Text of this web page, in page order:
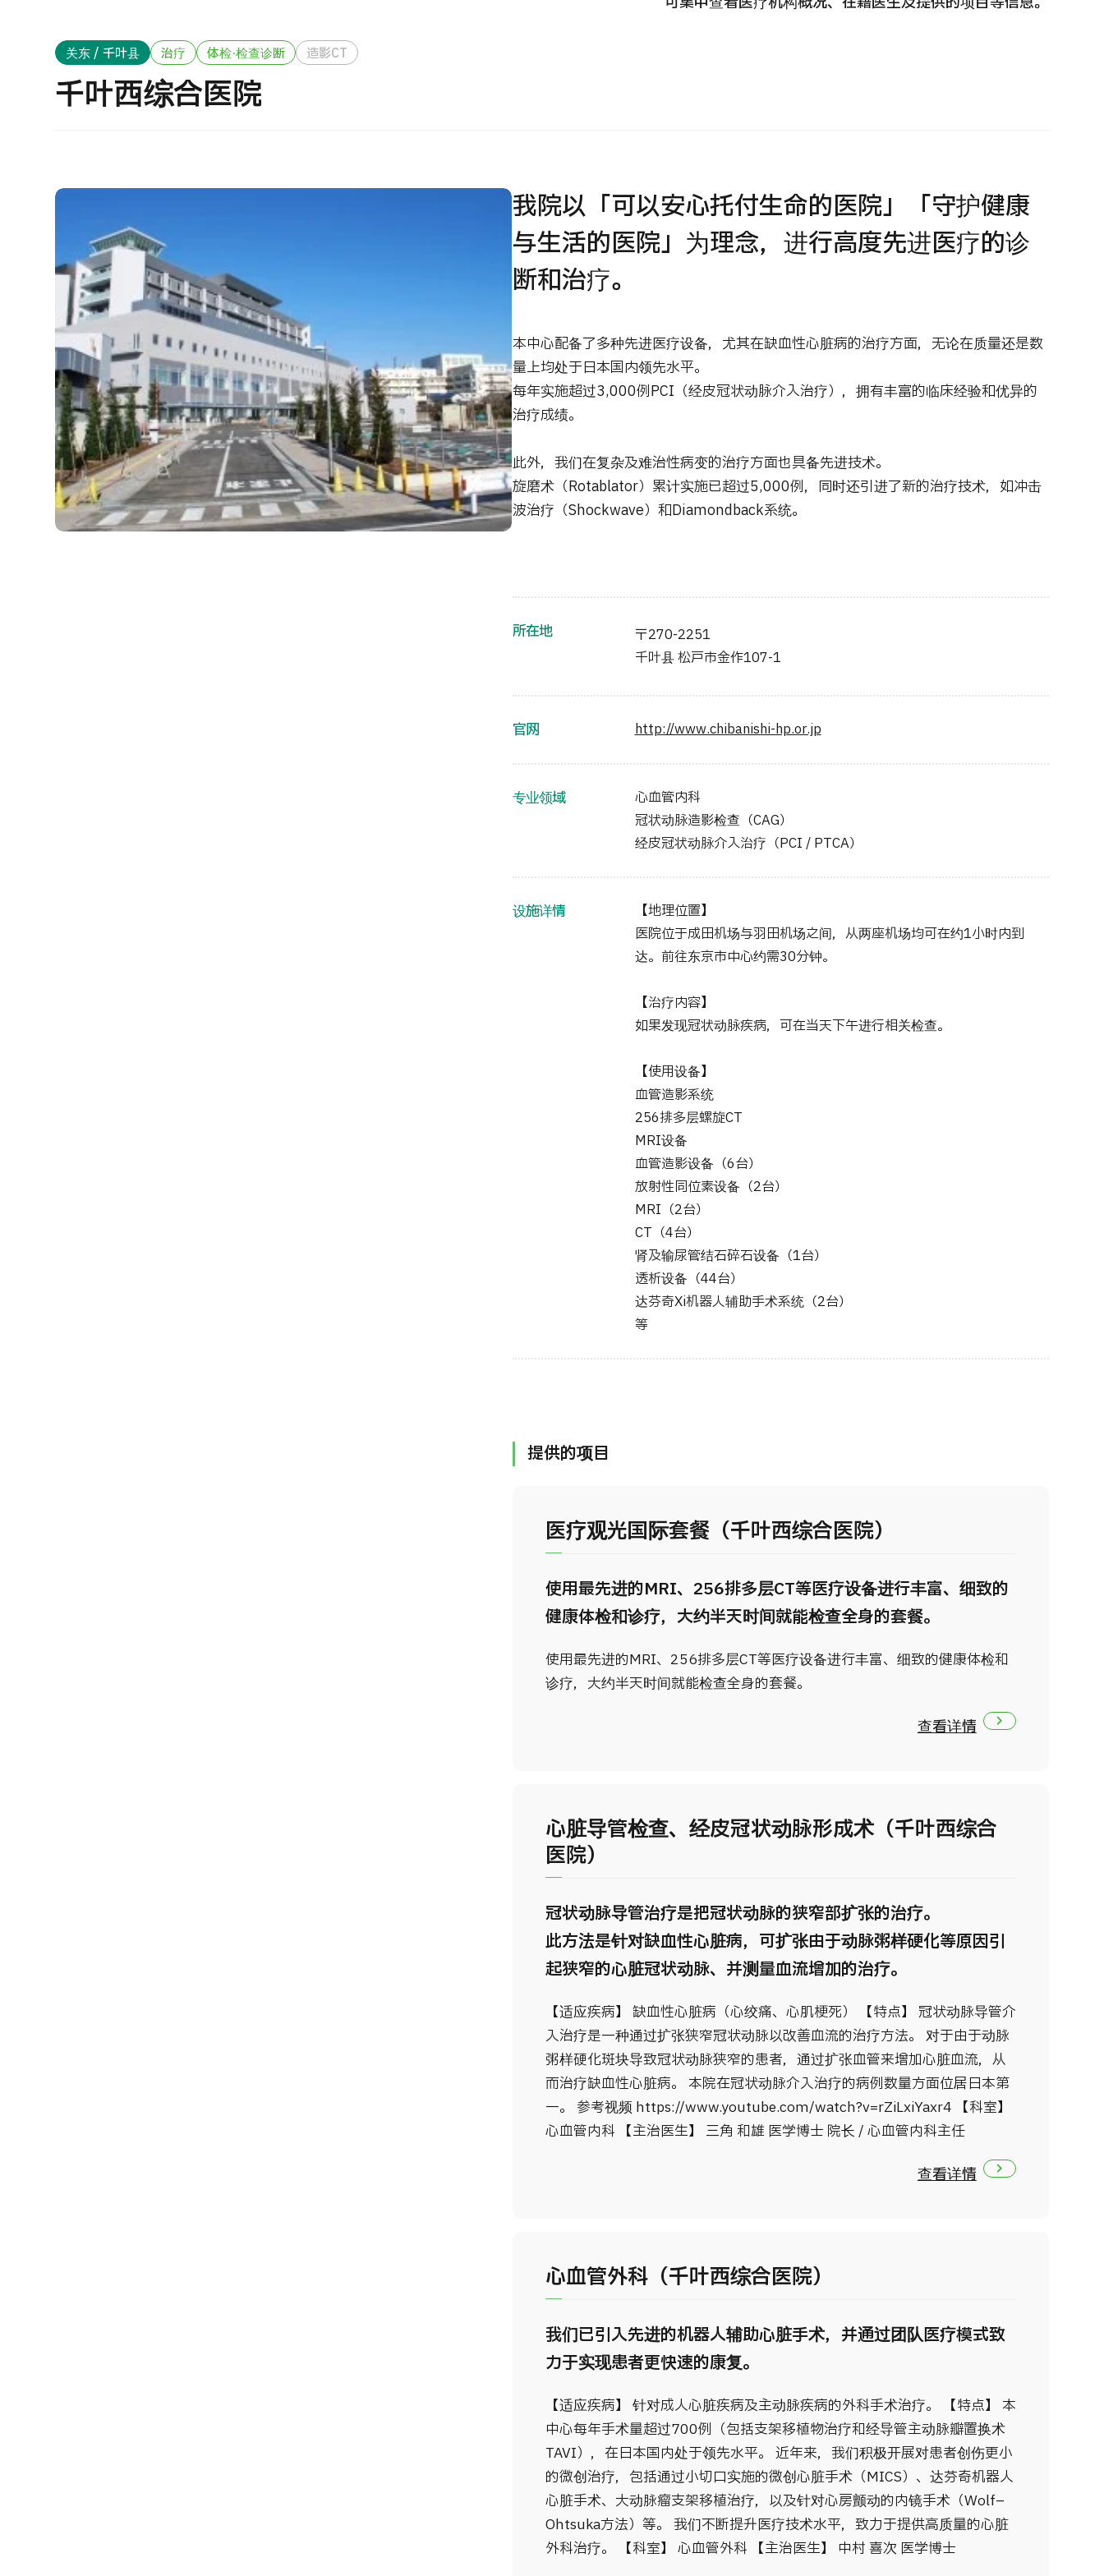
日语 英语 汉语 越南语
JMHC-A综合体检 <含胃镜检查＞・男性【东京・八
重洲综合健康检查中心】
关东 / 千叶县 治疗 体检·检查诊断 造影CT
千叶西综合医院
我院以「可以安心托付生命的医院」「守护健康
与生活的医院」为理念，进行高度先进医疗的诊
断和治疗。
本中心配备了多种先进医疗设备，尤其在缺血性心脏病的治疗方面，无论在质量还是数
量上均处于日本国内领先水平。
每年实施超过3,000例PCI（经皮冠状动脉介入治疗），拥有丰富的临床经验和优异的
治疗成绩。
此外，我们在复杂及难治性病变的治疗方面也具备先进技术。
旋磨术（Rotablator）累计实施已超过5,000例，同时还引进了新的治疗技术，如冲击
波治疗（Shockwave）和Diamondback系统。
所在地
〒270-2251
千叶县 松戸市金作107-1
官网 http://www.chibanishi-hp.or.jp
专业领域
心血管内科
冠状动脉造影检查（CAG）
经皮冠状动脉介入治疗（PCI / PTCA）
设施详情
【地理位置】
医院位于成田机场与羽田机场之间，从两座机场均可在约1小时内到
达。前往东京市中心约需30分钟。
【治疗内容】
如果发现冠状动脉疾病，可在当天下午进行相关检查。
【使用设备】
血管造影系统
256排多层螺旋CT
MRI设备
血管造影设备（6台）
放射性同位素设备（2台）
MRI（2台）
CT（4台）
肾及输尿管结石碎石设备（1台）
透析设备（44台）
达芬奇Xi机器人辅助手术系统（2台）
等
提供的项目
医疗观光国际套餐（千叶西综合医院）
使用最先进的MRI、256排多层CT等医疗设备进行丰富、细致的
健康体检和诊疗，大约半天时间就能检查全身的套餐。
使用最先进的MRI、256排多层CT等医疗设备进行丰富、细致的健康体检和
诊疗，大约半天时间就能检查全身的套餐。
查看详情
心脏导管检查、经皮冠状动脉形成术（千叶西综合
医院）
冠状动脉导管治疗是把冠状动脉的狭窄部扩张的治疗。
此方法是针对缺血性心脏病，可扩张由于动脉粥样硬化等原因引
起狭窄的心脏冠状动脉、并测量血流增加的治疗。
【适应疾病】 缺血性心脏病（心绞痛、心肌梗死） 【特点】 冠状动脉导管介
入治疗是一种通过扩张狭窄冠状动脉以改善血流的治疗方法。 对于由于动脉
粥样硬化斑块导致冠状动脉狭窄的患者，通过扩张血管来增加心脏血流，从
而治疗缺血性心脏病。 本院在冠状动脉介入治疗的病例数量方面位居日本第
一。 参考视频 https://www.youtube.com/watch?v=rZiLxiYaxr4 【科室】
心血管内科 【主治医生】 三角 和雄 医学博士 院长 / 心血管内科主任
查看详情
心血管外科（千叶西综合医院）
我们已引入先进的机器人辅助心脏手术，并通过团队医疗模式致
力于实现患者更快速的康复。
【适应疾病】 针对成人心脏疾病及主动脉疾病的外科手术治疗。 【特点】 本
中心每年手术量超过700例（包括支架移植物治疗和经导管主动脉瓣置换术
TAVI），在日本国内处于领先水平。 近年来，我们积极开展对患者创伤更小
的微创治疗，包括通过小切口实施的微创心脏手术（MICS）、达芬奇机器人
心脏手术、大动脉瘤支架移植治疗，以及针对心房颤动的内镜手术（Wolf–
Ohtsuka方法）等。 我们不断提升医疗技术水平，致力于提供高质量的心脏
外科治疗。 【科室】 心血管外科 【主治医生】 中村 喜次 医学博士